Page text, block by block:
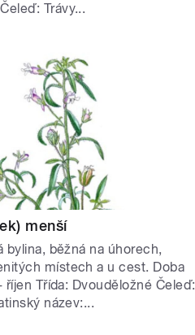
Trávy...
menší
bylina, běžná na úhorech,
místech a u cest. Doba
Třída: Dvouděložné Čeleď:
název:...